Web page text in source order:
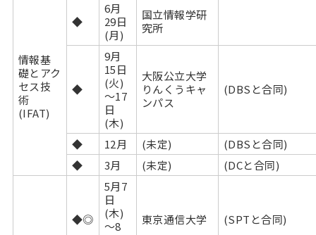
情報基
礎とアク
セス技
術
(IFAT)
◆
6月
29日
(月)
国立情報学研
究所
◆
9月
15日
(火)
～17
日
(木)
大阪公立大学
りんくうキャ
ンパス
(DBSと合同)
◆ 12月 (未定)
(DBSと合同)
◆
3月 (未定) (DCと合同)
◆◎
5月7
日
(木)
～8
東京通信大学 (SPTと合同)